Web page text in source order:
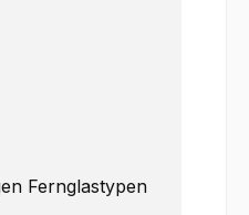
Fernglastypen